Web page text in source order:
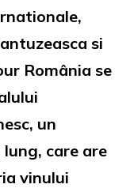
si
România se
un
care are
vinului